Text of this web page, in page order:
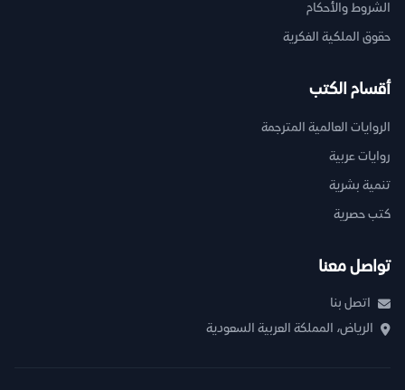
الشروط والأحكام
حقوق الملكية الفكرية
أقسام الكتب
الروايات العالمية المترجمة
روايات عربية
تنمية بشرية
كتب حصرية
تواصل معنا
اتصل بنا
الرياض، المملكة العربية السعودية